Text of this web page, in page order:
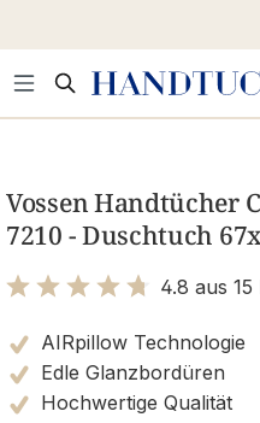
Vossen Handtücher
7210 - Duschtuch
4.8 aus
AIRpillow Technologie
Edle Glanzbordüren
Hochwertige Qualität